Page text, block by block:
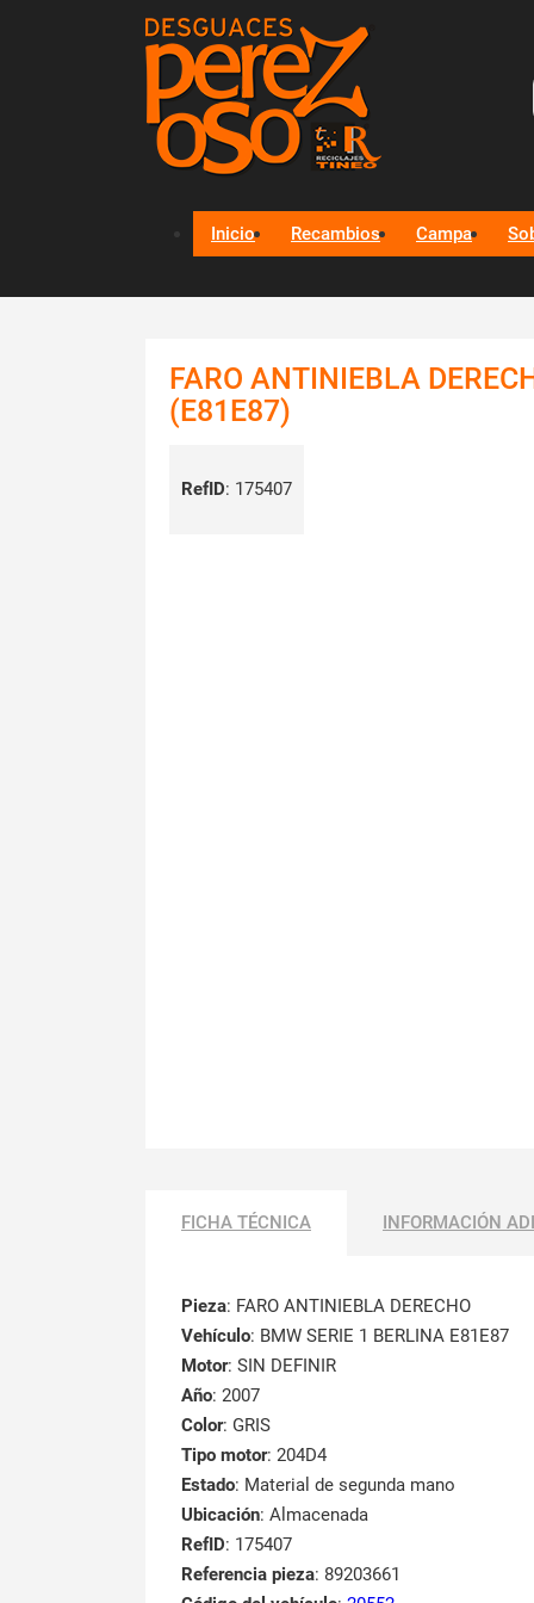
Inicio Recambios Campa
FARO ANTINIEBLA
(E81E87)
RefID: 175407
FICHA TÉCNICA INFORMACIÓN
Pieza: FARO ANTINIEBLA DERECHO
Vehículo: BMW SERIE 1 BERLINA E81E87
Motor: SIN DEFINIR
Año: 2007
Color: GRIS
Tipo motor: 204D4
Estado: Material de segunda mano
Ubicación: Almacenada
RefID: 175407
Referencia pieza: 89203661